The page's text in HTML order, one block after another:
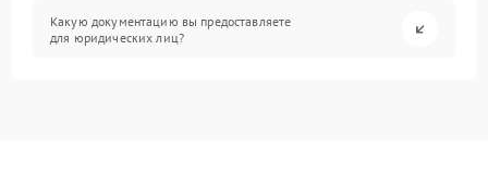
Какую документацию вы предоставляете
для юридических лиц?